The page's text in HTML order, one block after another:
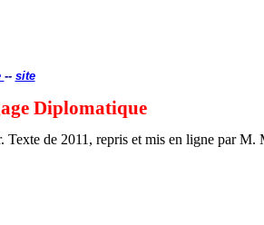
-- site
Diplomatique
de 2011, repris et mis en ligne par